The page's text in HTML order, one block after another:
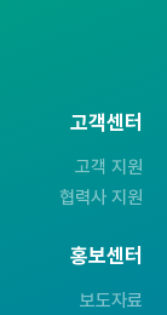
고객센터
고객 지원
협력사 지원
홍보센터
보도자료